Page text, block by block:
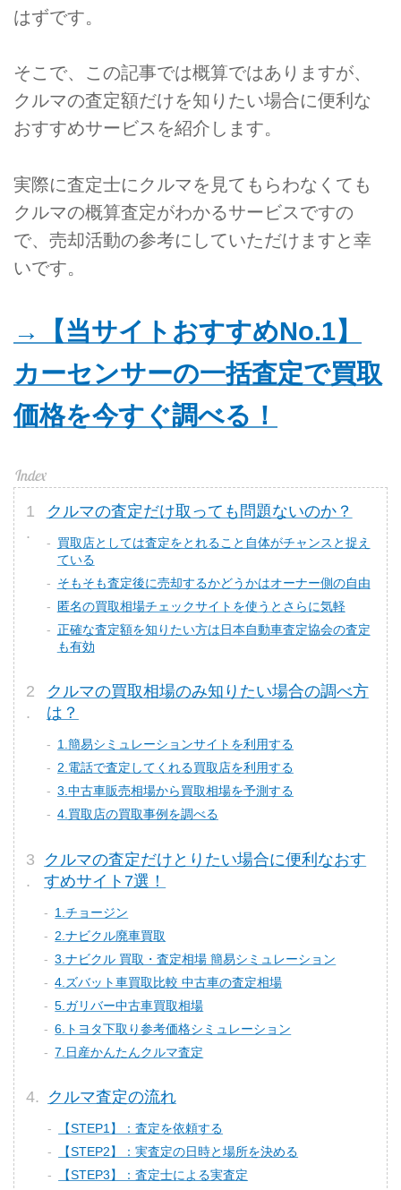
はずです。
そこで、この記事では概算ではありますが、
クルマの査定額だけを知りたい場合に便利な
おすすめサービスを紹介します。
実際に査定士にクルマを見てもらわなくても
クルマの概算査定がわかるサービスですの
で、売却活動の参考にしていただけますと幸
いです。
→【当サイトおすすめNo.1】
カーセンサーの一括査定で買取
価格を今すぐ調べる！
クルマの査定だけ取っても問題ないのか？
買取店としては査定をとれること自体がチャンスと捉え
ている
そもそも査定後に売却するかどうかはオーナー側の自由
匿名の買取相場チェックサイトを使うとさらに気軽
正確な査定額を知りたい方は日本自動車査定協会の査定
も有効
クルマの買取相場のみ知りたい場合の調べ方
は？
1.簡易シミュレーションサイトを利用する
2.電話で査定してくれる買取店を利用する
3.中古車販売相場から買取相場を予測する
4.買取店の買取事例を調べる
クルマの査定だけとりたい場合に便利なおす
すめサイト7選！
1.チョージン
2.ナビクル廃車買取
3.ナビクル 買取・査定相場 簡易シミュレーション
4.ズバット車買取比較 中古車の査定相場
5.ガリバー中古車買取相場
6.トヨタ下取り参考価格シミュレーション
7.日産かんたんクルマ査定
クルマ査定の流れ
【STEP1】：査定を依頼する
【STEP2】：実査定の日時と場所を決める
【STEP3】：査定士による実査定